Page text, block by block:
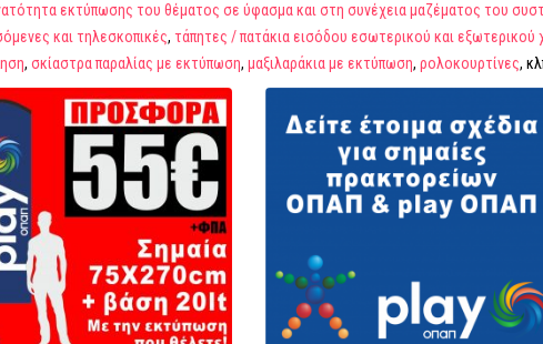
εκτύπωσης του θέματος σε ύφασμα και στη συνέχεια μαζέματος του
και τηλεσκοπικές, τάπητες / πατάκια εισόδου εσωτερικού και
, σκίαστρα παραλίας με εκτύπωση, μαξιλαράκια με εκτύπωση, ρολοκουρτίνες,